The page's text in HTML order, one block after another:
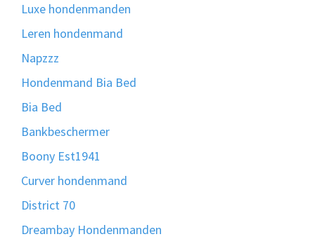
Luxe hondenmanden
Leren hondenmand
Napzzz
Hondenmand Bia Bed
Bia Bed
Bankbeschermer
Boony Est1941
Curver hondenmand
District 70
Dreambay Hondenmanden